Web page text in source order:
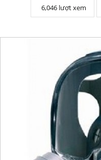
6,046 lượt xem